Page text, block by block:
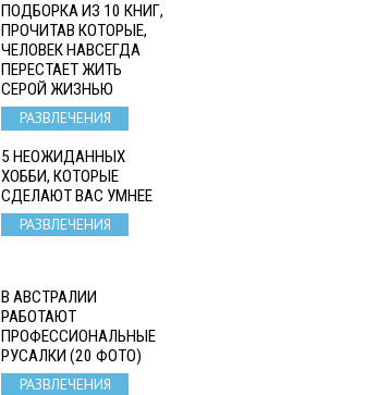
ПОДБОРКА ИЗ 10 КНИГ,
ПРОЧИТАВ КОТОРЫЕ,
ЧЕЛОВЕК НАВСЕГДА
ПЕРЕСТАЕТ ЖИТЬ
СЕРОЙ ЖИЗНЬЮ
РАЗВЛЕЧЕНИЯ
5 НЕОЖИДАННЫХ
ХОББИ, КОТОРЫЕ
СДЕЛАЮТ ВАС УМНЕЕ
РАЗВЛЕЧЕНИЯ
В АВСТРАЛИИ
РАБОТАЮТ
ПРОФЕССИОНАЛЬНЫЕ
РУСАЛКИ (20 ФОТО)
РАЗВЛЕЧЕНИЯ